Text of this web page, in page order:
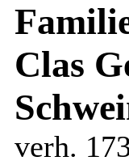
Clas
verh.